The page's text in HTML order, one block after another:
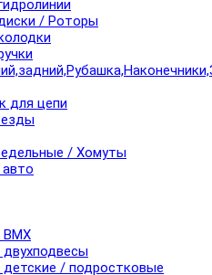
/ Роторы
для цепи
/ Хомуты
/ подростковые